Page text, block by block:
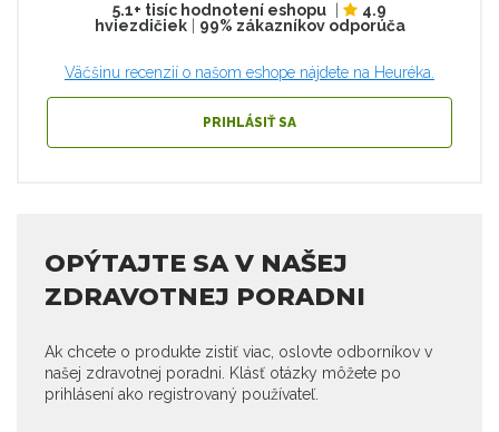
5.1+ tisíc hodnotení eshopu
4.9
hviezdičiek| 99% zákazníkov odporúča
Väčšinu recenzií o našom eshope nájdete na Heuréka.
PRIHLÁSIŤ SA
OPÝTAJTE SA V NAŠEJ
ZDRAVOTNEJ PORADNI
Ak chcete o produkte zistiť viac, oslovte odborníkov v
našej zdravotnej poradni. Klásť otázky môžete po
prihlásení ako registrovaný používateľ.